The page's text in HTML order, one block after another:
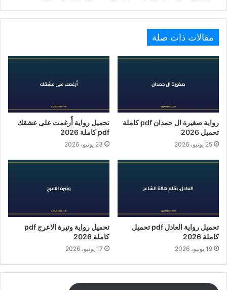
مقالات ذات صلة
رواية صغيرة ال حمدان pdf كاملة
تحميل 2026
25 يونيو، 2026
تحميل رواية أُرغمت على عشقك
pdf كاملة 2026
23 يونيو، 2026
تحميل رواية العادل pdf تحميل
كاملة 2026
19 يونيو، 2026
تحميل رواية وتيرة الاعرج pdf
كاملة 2026
17 يونيو، 2026